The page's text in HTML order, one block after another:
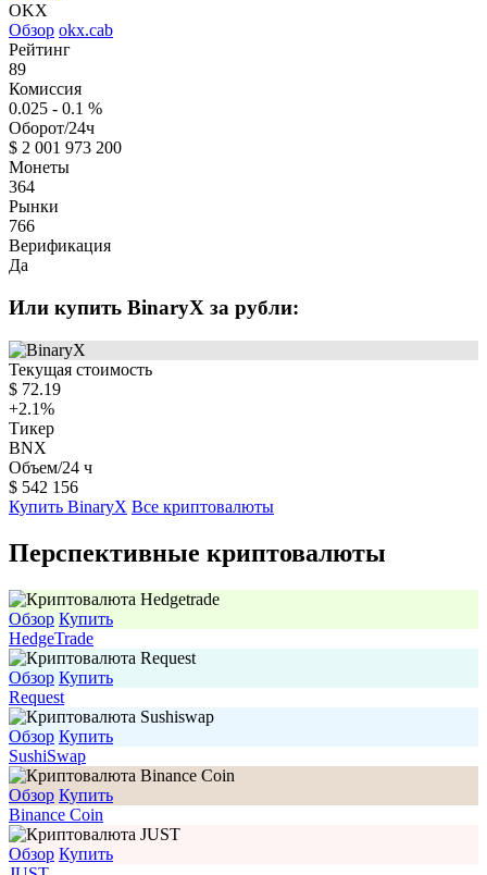
OKX
Обзор okx.cab
Рейтинг
89
Комиссия
0.025 - 0.1 %
Оборот/24ч
$ 2 001 973 200
Монеты
364
Рынки
766
Верификация
Да
Или купить BinaryX за рубли:
Текущая стоимость
$ 72.19
+2.1%
Тикер
BNX
Объем/24 ч
$ 542 156
Купить BinaryX Все криптовалюты
Перспективные криптовалюты
Обзор Купить
HedgeTrade
Обзор Купить
Request
Обзор Купить
SushiSwap
Обзор Купить
Binance Coin
Обзор Купить